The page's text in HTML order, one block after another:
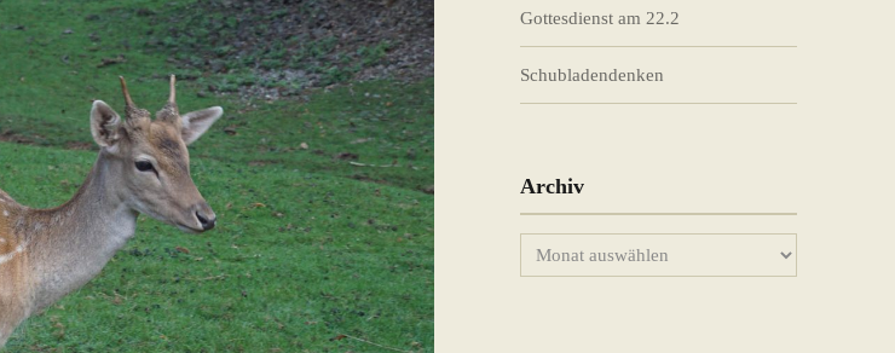
Gottesdienst am 22.2
Schubladendenken
Archiv
Archiv